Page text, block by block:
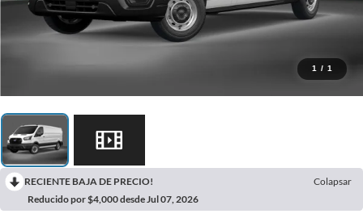
1 / 1
RECIENTE BAJA DE PRECIO!
Colapsar
Reducido por $4,000 desde Jul 07, 2026